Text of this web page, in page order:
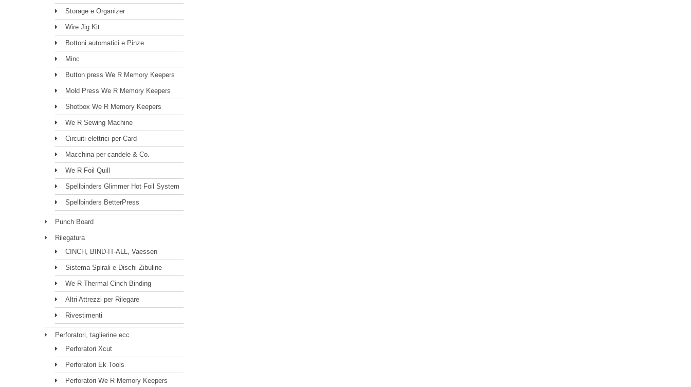
Storage e Organizer
Wire Jig Kit
Bottoni automatici e Pinze
Minc
Button press We R Memory Keepers
Mold Press We R Memory Keepers
Shotbox We R Memory Keepers
We R Sewing Machine
Circuiti elettrici per Card
Macchina per candele & Co.
We R Foil Quill
Spellbinders Glimmer Hot Foil System
Spellbinders BetterPress
Punch Board
Rilegatura
CINCH, BIND-IT-ALL, Vaessen
Sistema Spirali e Dischi Zibuline
We R Thermal Cinch Binding
Altri Attrezzi per Rilegare
Rivestimenti
Perforatori, taglierine ecc
Perforatori Xcut
Perforatori Ek Tools
Perforatori We R Memory Keepers